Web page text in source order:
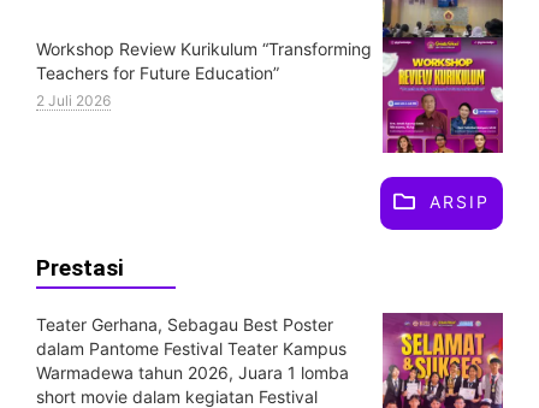
Workshop Review Kurikulum “Transforming
Teachers for Future Education”
2 Juli 2026
ARSIP
Prestasi
Teater Gerhana, Sebagau Best Poster
dalam Pantome Festival Teater Kampus
Warmadewa tahun 2026, Juara 1 lomba
short movie dalam kegiatan Festival